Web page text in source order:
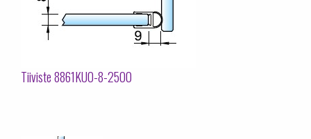
Tiiviste 8861KU0-8-2500